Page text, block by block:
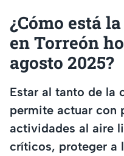
¿Cómo está
en Torreón
agosto 2025?
Estar al tanto de la
permite actuar con
actividades al aire
críticos, proteger a